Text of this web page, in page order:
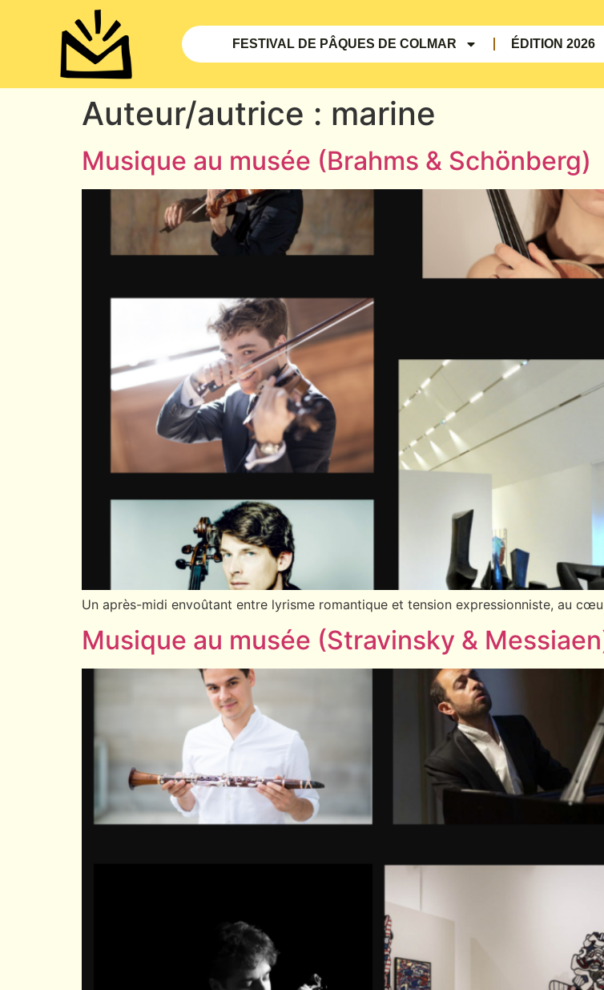
FESTIVAL DE PÂQUES DE COLMAR ÉDITION 2026
Auteur/autrice : marine
Musique au musée (Brahms & Schönberg)
Un après-midi envoûtant entre lyrisme romantique et tension expressionniste, au
Musique au musée (Stravinsky &